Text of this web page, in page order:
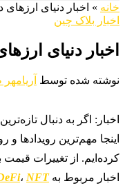
خانه » اخبار دنیای ارزهای
اخبار بلاک چین
اخبار دنیای
نوشته شده توسط
اخبار: اگر به دنبال
اینجا مهم‌ترین رویدادها
کرده‌ایم. از تغییرات قیمت
اخبار مربوط به
، NFT‌